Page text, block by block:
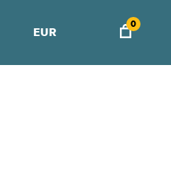
EUR
0